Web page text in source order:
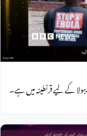
کے لیے قرنطینہ میں ہے۔